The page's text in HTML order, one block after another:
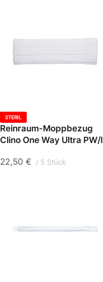
STERIL
Reinraum-Moppbezug
Clino One Way Ultra PW/I
22,50 € 5 Stück